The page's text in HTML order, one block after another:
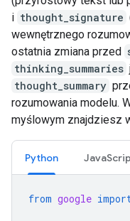
i thought_signature
wewnętrznego
ostatnia zmiana przed
thinking_summaries
thought_summary
rozumowania modelu.
myślowym znajdziesz
Python
from google